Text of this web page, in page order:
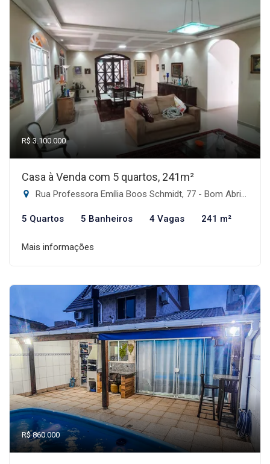
R$ 3.100.000
Casa à Venda com 5 quartos, 241m²
Rua Professora Emília Boos Schmidt, 77 - Bom Abrigo, Florianópolis-SC
5 Quartos 5 Banheiros 4 Vagas 241 m²
Mais informações
R$ 860.000